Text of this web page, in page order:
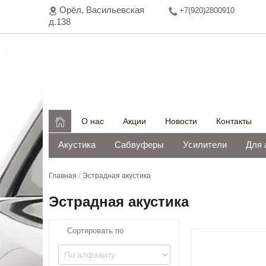
Орёл, Васильeвская
д.138
+7(920)2800910
 О нас Акции Новости Контакты
Акустика Сабвуферы Усилители Для
Главная / Эстрадная акустика
Эстрадная акустика
Сортировать по